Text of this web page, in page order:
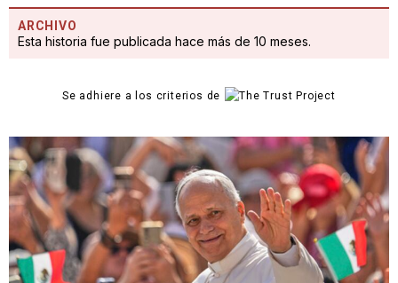
ARCHIVO
Esta historia fue publicada hace más de 10 meses.
Se adhiere a los criterios de